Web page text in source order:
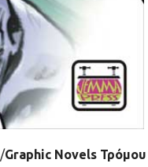
Graphic Novels Τρόμου